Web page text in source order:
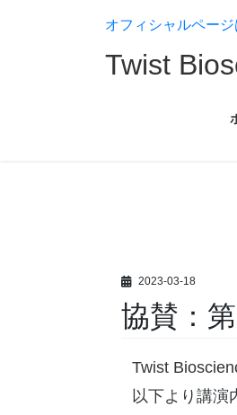
ン
テ
ン
ビ
ゲ
ー
オフィシャルページ
Twist
2023-03-18
協賛：
Twist
以下より講演